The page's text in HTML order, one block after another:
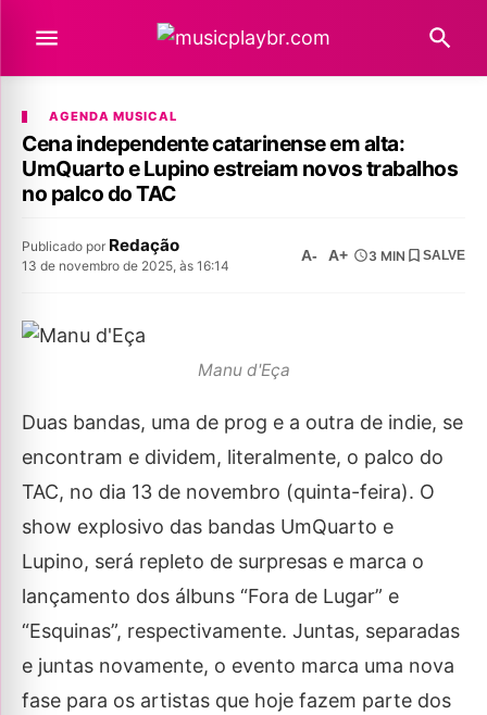
AGENDA MUSICAL
Cena independente catarinense em alta:
UmQuarto e Lupino estreiam novos trabalhos
no palco do TAC
Publicado por Redação
13 de novembro de 2025, às 16:14
A- A+ 3 MIN SALVE
Manu d'Eça
Duas bandas, uma de prog e a outra de indie, se
encontram e dividem, literalmente, o palco do
TAC, no dia 13 de novembro (quinta-feira). O
show explosivo das bandas UmQuarto e
Lupino, será repleto de surpresas e marca o
lançamento dos álbuns “Fora de Lugar” e
“Esquinas”, respectivamente. Juntas, separadas
e juntas novamente, o evento marca uma nova
fase para os artistas que hoje fazem parte dos